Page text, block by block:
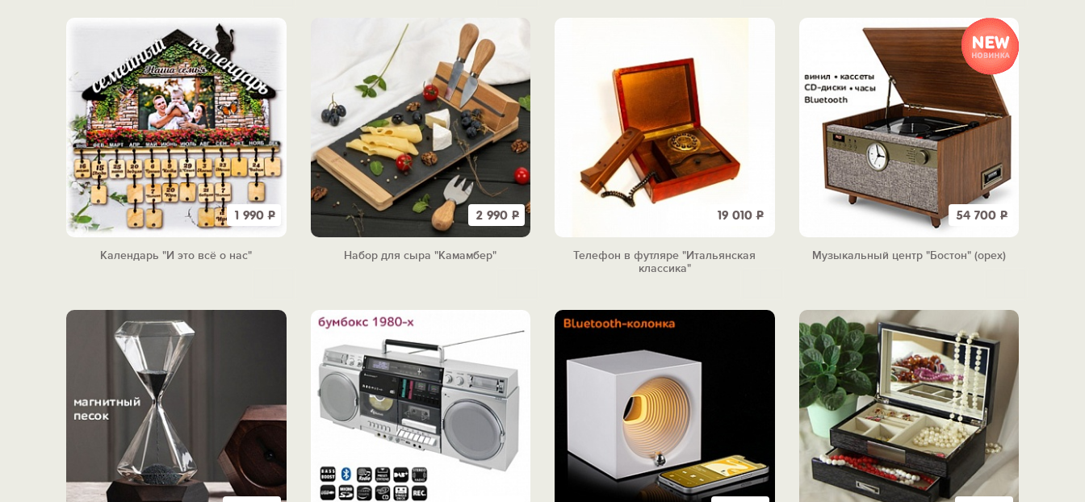
1 990Р
Календарь "И это всё о нас"
2 990 Р
Набор для сыра "Камамбер"
19 010Р
Телефон в футляре "Итальянская
классика"
54 700 Р
Музыкальный центр "Бостон" (орех)